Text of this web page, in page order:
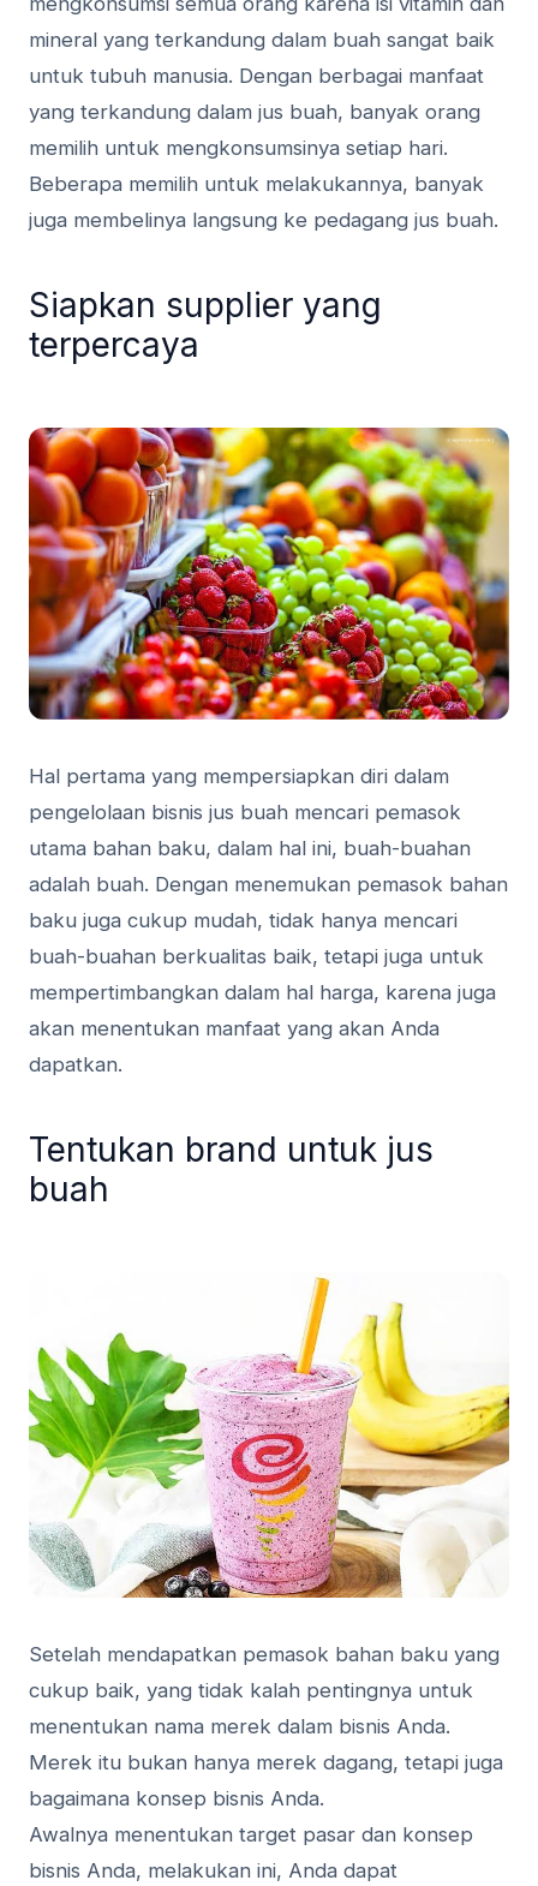
mineral yang terkandung dalam buah sangat baik
untuk tubuh manusia. Dengan berbagai manfaat
yang terkandung dalam jus buah, banyak orang
memilih untuk mengkonsumsinya setiap hari.
Beberapa memilih untuk melakukannya, banyak
juga membelinya langsung ke pedagang jus buah.
Siapkan supplier yang
terpercaya
Hal pertama yang mempersiapkan diri dalam
pengelolaan bisnis jus buah mencari pemasok
utama bahan baku, dalam hal ini, buah-buahan
adalah buah. Dengan menemukan pemasok bahan
baku juga cukup mudah, tidak hanya mencari
buah-buahan berkualitas baik, tetapi juga untuk
mempertimbangkan dalam hal harga, karena juga
akan menentukan manfaat yang akan Anda
dapatkan.
Tentukan brand untuk jus
buah
Setelah mendapatkan pemasok bahan baku yang
cukup baik, yang tidak kalah pentingnya untuk
menentukan nama merek dalam bisnis Anda.
Merek itu bukan hanya merek dagang, tetapi juga
bagaimana konsep bisnis Anda.
Awalnya menentukan target pasar dan konsep
bisnis Anda, melakukan ini, Anda dapat